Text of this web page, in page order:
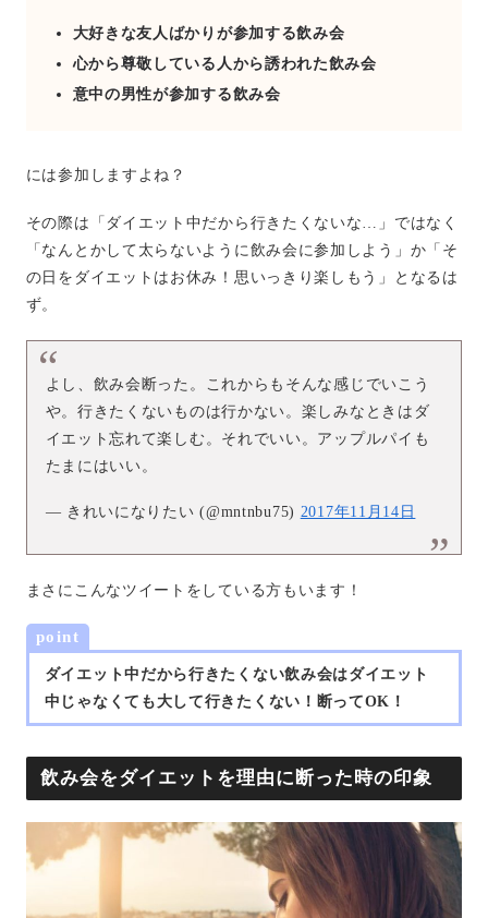
大好きな友人ばかりが参加する飲み会
心から尊敬している人から誘われた飲み会
意中の男性が参加する飲み会
には参加しますよね？
その際は「ダイエット中だから行きたくないな…」ではなく
「なんとかして太らないように飲み会に参加しよう」か「そ
の日をダイエットはお休み！思いっきり楽しもう」となるは
ず。
よし、飲み会断った。これからもそんな感じでいこう
や。行きたくないものは行かない。楽しみなときはダ
イエット忘れて楽しむ。それでいい。アップルパイも
たまにはいい。
— きれいになりたい (@mntnbu75) 2017年11月14日
まさにこんなツイートをしている方もいます！
point
ダイエット中だから行きたくない飲み会はダイエット
中じゃなくても大して行きたくない！断ってOK！
飲み会をダイエットを理由に断った時の印象